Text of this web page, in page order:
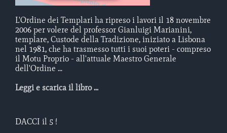
L'Ordine dei Templari ha ripreso i lavori il 18 novembre
2006 per volere del professor Gianluigi Marianini,
templare, Custode della Tradizione, iniziato a Lisbona
nel 1981, che ha trasmesso tutti i suoi poteri - compreso
il Motu Proprio - all'attuale Maestro Generale
dell'Ordine ...
Leggi e scarica il libro ...
DACCI il 5 !